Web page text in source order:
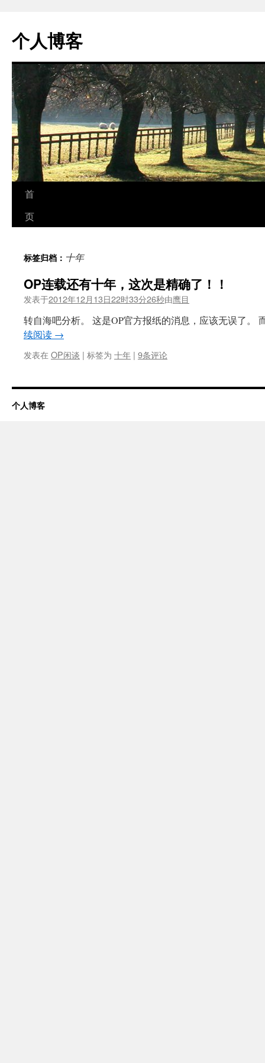
个人博客
跳
至
文
首
页
标签归档： 十年
OP连载还有十年，这次是精确了！！
发表于2012年12月13日22时33分26秒由鹰目
转自海吧分析。 这是OP官方报纸的消息，应该无误了。
续阅读 →
发表在 OP闲谈 | 标签为 十年 | 9条评论
个人博客